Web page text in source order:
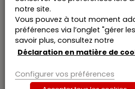
Philippe GÉRARD, John
MAES, Jacqueline
Hans VAN BAVEL, Beatrix
VOLSEM, Johan VERBIST
Cassatio,cassation en Latin,
la Cour de cassation de
compose de publications qui
notre site.
Vous pouvez à tout moment
préférences via l’onglet "gérer
savoir plus, consultez notre
Déclaration en matière de
Configurer vos préférences